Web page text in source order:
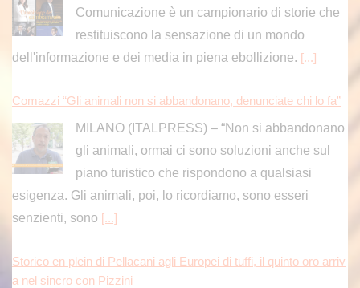
Comunicazione è un campionario di storie che
restituiscono la sensazione di un mondo
dell'informazione e dei media in piena ebollizione. [...]
Comazzi “Gli animali non si abbandonano, denunciate chi lo fa”
MILANO (ITALPRESS) – “Non si abbandonano
gli animali, ormai ci sono soluzioni anche sul
piano turistico che rispondono a qualsiasi
esigenza. Gli animali, poi, lo ricordiamo, sono esseri
senzienti, sono [...]
Storico en plein di Pellacani agli Europei di tuffi, il quinto oro arriv
a nel sincro con Pizzini